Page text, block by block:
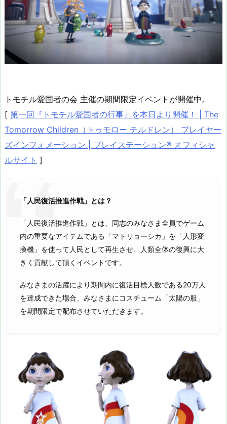
トモチル愛国者の会 主催の期間限定イベントが開催中。
[ 第一回『トモチル愛国者の行事』を本日より開催！ | The
Tomorrow Children（トゥモロー チルドレン） プレイヤー
ズインフォメーション | プレイステーション® オフィシャ
ルサイト ]
「人民復活推進作戦」とは？
「人民復活推進作戦」とは、同志のみなさま全員でゲーム
内の重要なアイテムである「マトリョーシカ」を「人形変
換機」を使って人民として再生させ、人類全体の復興に大
きく貢献して頂くイベントです。
みなさまの活躍により期間内に復活目標人数である20万人
を達成できた場合、みなさまにコスチューム「太陽の服」
を期間限定で配布させていただきます。